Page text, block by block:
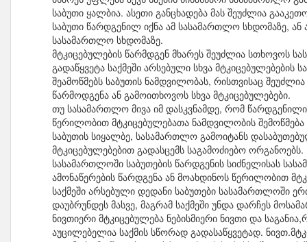
საბუთი ყალბია. ასეთი განცხადება მას შეუძლია
საბუთი წარდგენილ იქნა ამ სასამართლო სხდომაზე,
სასამართლო სხდომაზე.
მტკიცებულების წარმდგენ მხარეს შეუძლია სთხოვოს
გადაწყვეტა საქმეში არსებული სხვა
შეამოწმებს საბუთის ნამდვილობას, რისთვისაც
წარმოდგენა ან გამოითხოვოს სხვა მტკიცებულებები.
თუ სასამართლო მივა იმ დასკვნამდე, რომ
წერილობით მტკიცებულებათა ნამდვილობის
საბუთის სიყალბე, სასამართლო გამოიტანს
მტკიცებულებებით გადასცემს საგამოძიებო ორგანოებს.
სასამართლოში საბუთების წარდგენის სიძნელისას
ამონაწერების წარდგენა ან მოახდინოს წერილობით
საქმეში არსებული დედანი საბუთები სასამართლოში
დაუბრუნდეს მასვე, მაგრამ საქმეში უნდა დარჩეს
ნივთიერი მტკიცებულება ნებისმიერი ნივთი და
აუცილებელია საქმის სწორად გადასაწყვეტად.